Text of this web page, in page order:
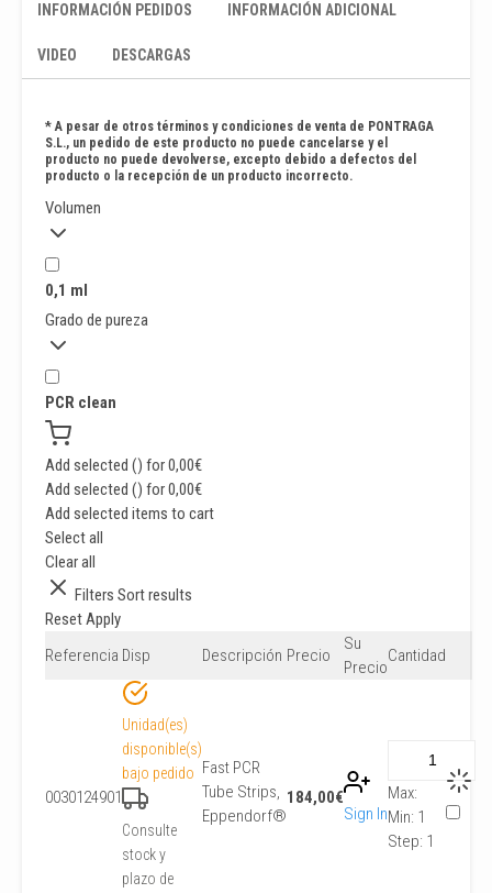
INFORMACIÓN PEDIDOS INFORMACIÓN ADICIONAL
VIDEO DESCARGAS
* A pesar de otros términos y condiciones de venta de PONTRAGA
S.L., un pedido de este producto no puede cancelarse y el
producto no puede devolverse, excepto debido a defectos del
producto o la recepción de un producto incorrecto.
Volumen
0,1 ml
Grado de pureza
PCR clean
Add selected () for0,00€
Add selected () for0,00€
Add selected items to cart
Select all
Clear all
Filters Sort results
ResetApply
Referencia Disp Descripción Precio
Su
Precio
Cantidad
0030124901
Unidad(es)
disponible(s)
bajo pedido
Consulte
stock y
plazo de
Fast PCR
Tube Strips,
Eppendorf®
184,00€
Sign In
Max:
Min: 1
Step: 1